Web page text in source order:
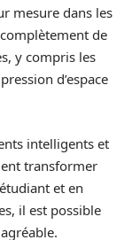
mesure dans les
de
y compris les
d’espace
intelligents et
transformer
et en
il est possible